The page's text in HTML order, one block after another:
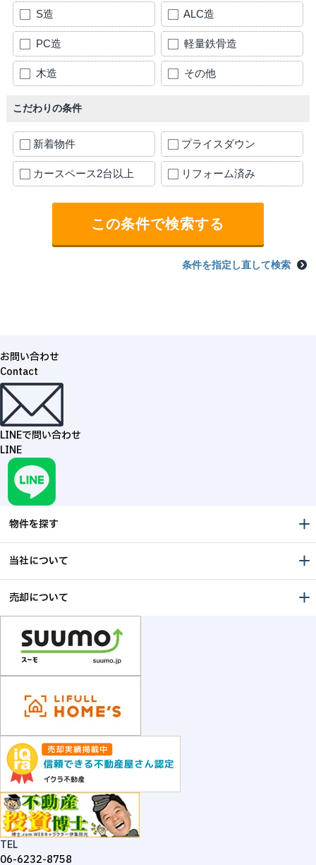
S造 ALC造
PC造 軽量鉄骨造
木造 その他
こだわりの条件
新着物件 プライスダウン
カースペース2台以上 リフォーム済み
条件を指定し直して検索
お問い合わせ
Contact
LINEで問い合わせ
LINE
物件を探す
当社について
売却について
TEL
06-6232-8758